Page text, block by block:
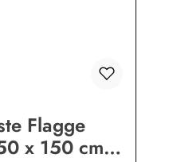
Flagge
x 150 cm